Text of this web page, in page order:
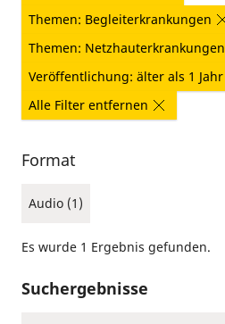
Themen: Begleiterkrankungen
Themen: Netzhauterkrankungen
Veröffentlichung: älter als 1 Jahr
Alle Filter entfernen
Format
Audio (1)
Es wurde 1 Ergebnis gefunden.
Suchergebnisse